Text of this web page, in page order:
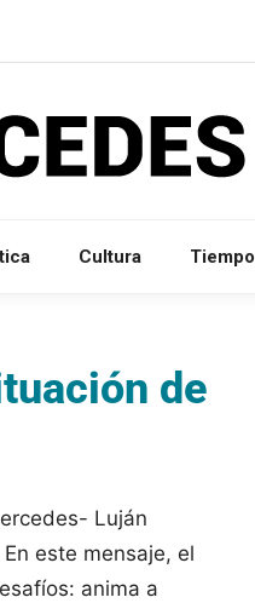
Cultura Tiempo
de
Luján
este mensaje, el
anima a